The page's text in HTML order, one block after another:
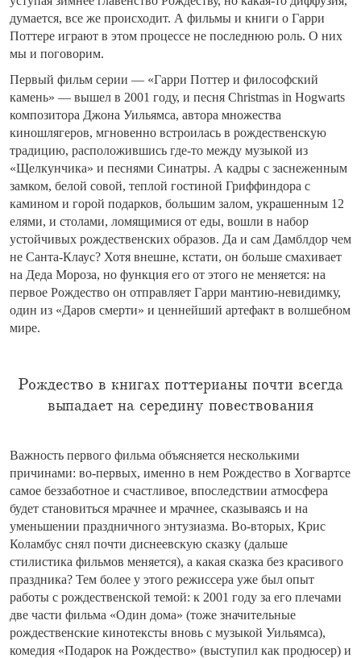
думается, все же происходит. А фильмы и книги о Гарри
Поттере играют в этом процессе не последнюю роль. О них
мы и поговорим.
Первый фильм серии — «Гарри Поттер и философский
камень» — вышел в 2001 году, и песня Christmas in Hogwarts
композитора Джона Уильямса, автора множества
киношлягеров, мгновенно встроилась в рождественскую
традицию, расположившись где-то между музыкой из
«Щелкунчика» и песнями Синатры. А кадры с заснеженным
замком, белой совой, теплой гостиной Гриффиндора с
камином и горой подарков, большим залом, украшенным 12
елями, и столами, ломящимися от еды, вошли в набор
устойчивых рождественских образов. Да и сам Дамблдор чем
не Санта-Клаус? Хотя внешне, кстати, он больше смахивает
на Деда Мороза, но функция его от этого не меняется: на
первое Рождество он отправляет Гарри мантию-невидимку,
один из «Даров смерти» и ценнейший артефакт в волшебном
мире.
Рождество в книгах поттерианы почти всегда
выпадает на середину повествования
Важность первого фильма объясняется несколькими
причинами: во-первых, именно в нем Рождество в Хогвартсе
самое беззаботное и счастливое, впоследствии атмосфера
будет становиться мрачнее и мрачнее, сказываясь и на
уменьшении праздничного энтузиазма. Во-вторых, Крис
Коламбус снял почти диснеевскую сказку (дальше
стилистика фильмов меняется), а какая сказка без красивого
праздника? Тем более у этого режиссера уже был опыт
работы с рождественской темой: к 2001 году за его плечами
две части фильма «Один дома» (тоже значительные
рождественские кинотексты вновь с музыкой Уильямса),
комедия «Подарок на Рождество» (выступил как продюсер) и